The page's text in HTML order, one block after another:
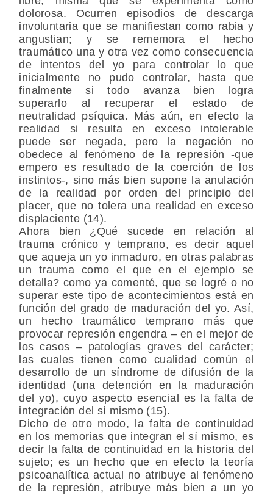
dolorosa. Ocurren episodios de descarga
involuntaria que se manifiestan como rabia y
angustian; y se rememora el hecho
traumático una y otra vez como consecuencia
de intentos del yo para controlar lo que
inicialmente no pudo controlar, hasta que
finalmente si todo avanza bien logra
superarlo al recuperar el estado de
neutralidad psíquica. Más aún, en efecto la
realidad si resulta en exceso intolerable
puede ser negada, pero la negación no
obedece al fenómeno de la represión -que
empero es resultado de la coerción de los
instintos-, sino más bien supone la anulación
de la realidad por orden del principio del
placer, que no tolera una realidad en exceso
displaciente (14).
Ahora bien ¿Qué sucede en relación al
trauma crónico y temprano, es decir aquel
que aqueja un yo inmaduro, en otras palabras
un trauma como el que en el ejemplo se
detalla? como ya comenté, que se logré o no
superar este tipo de acontecimientos está en
función del grado de maduración del yo. Así,
un hecho traumático temprano más que
provocar represión engendra – en el mejor de
los casos – patologías graves del carácter;
las cuales tienen como cualidad común el
desarrollo de un síndrome de difusión de la
identidad (una detención en la maduración
del yo), cuyo aspecto esencial es la falta de
integración del sí mismo (15).
Dicho de otro modo, la falta de continuidad
en los memorias que integran el sí mismo, es
decir la falta de continuidad en la historia del
sujeto; es un hecho que en efecto la teoría
psicoanalítica actual no atribuye al fenómeno
de la represión, atribuye más bien a un yo